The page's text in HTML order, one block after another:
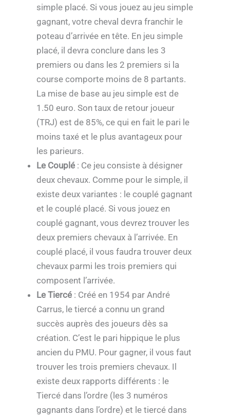
simple placé. Si vous jouez au jeu simple
gagnant, votre cheval devra franchir le
poteau d’arrivée en tête. En jeu simple
placé, il devra conclure dans les 3
premiers ou dans les 2 premiers si la
course comporte moins de 8 partants.
La mise de base au jeu simple est de
1.50 euro. Son taux de retour joueur
(TRJ) est de 85%, ce qui en fait le pari le
moins taxé et le plus avantageux pour
les parieurs.
Le Couplé : Ce jeu consiste à désigner
deux chevaux. Comme pour le simple, il
existe deux variantes : le couplé gagnant
et le couplé placé. Si vous jouez en
couplé gagnant, vous devrez trouver les
deux premiers chevaux à l’arrivée. En
couplé placé, il vous faudra trouver deux
chevaux parmi les trois premiers qui
composent l’arrivée.
Le Tiercé : Créé en 1954 par André
Carrus, le tiercé a connu un grand
succès auprès des joueurs dès sa
création. C’est le pari hippique le plus
ancien du PMU. Pour gagner, il vous faut
trouver les trois premiers chevaux. Il
existe deux rapports différents : le
Tiercé dans l’ordre (les 3 numéros
gagnants dans l’ordre) et le tiercé dans